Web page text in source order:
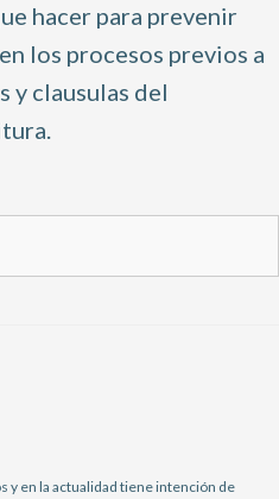
hacer para prevenir
los procesos previos a
y clausulas del
y en la actualidad tiene intención de